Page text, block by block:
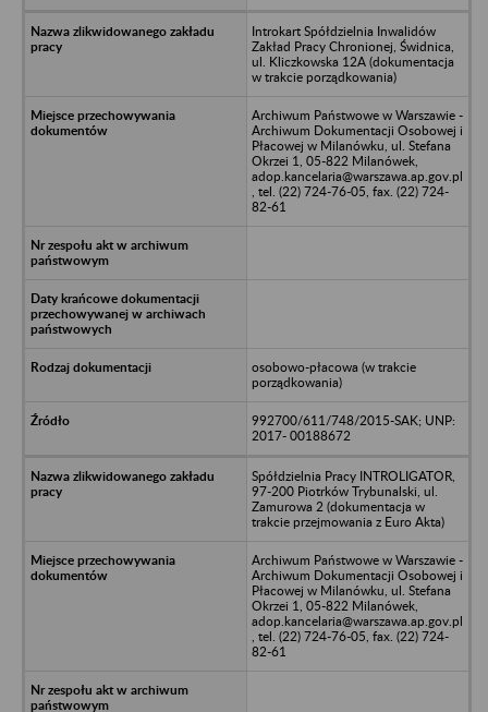
Introkart Spółdzielnia Inwalidów
Zakład Pracy Chronionej, Świdnica,
ul. Kliczkowska 12A (dokumentacja
w trakcie porządkowania)
Archiwum Państwowe w Warszawie -
Archiwum Dokumentacji Osobowej i
Płacowej w Milanówku, ul. Stefana
Okrzei 1, 05-822 Milanówek,
adop.kancelaria@warszawa.ap.gov.pl
, tel. (22) 724-76-05, fax. (22) 724-
82-61
osobowo-płacowa (w trakcie
porządkowania)
992700/611/748/2015-SAK; UNP:
2017- 00188672
Spółdzielnia Pracy INTROLIGATOR,
97-200 Piotrków Trybunalski, ul.
Zamurowa 2 (dokumentacja w
trakcie przejmowania z Euro Akta)
Archiwum Państwowe w Warszawie -
Archiwum Dokumentacji Osobowej i
Płacowej w Milanówku, ul. Stefana
Okrzei 1, 05-822 Milanówek,
adop.kancelaria@warszawa.ap.gov.pl
, tel. (22) 724-76-05, fax. (22) 724-
82-61